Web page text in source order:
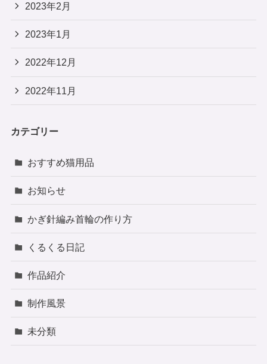
2023年2月
2023年1月
2022年12月
2022年11月
カテゴリー
おすすめ猫用品
お知らせ
かぎ針編み首輪の作り方
くるくる日記
作品紹介
制作風景
未分類